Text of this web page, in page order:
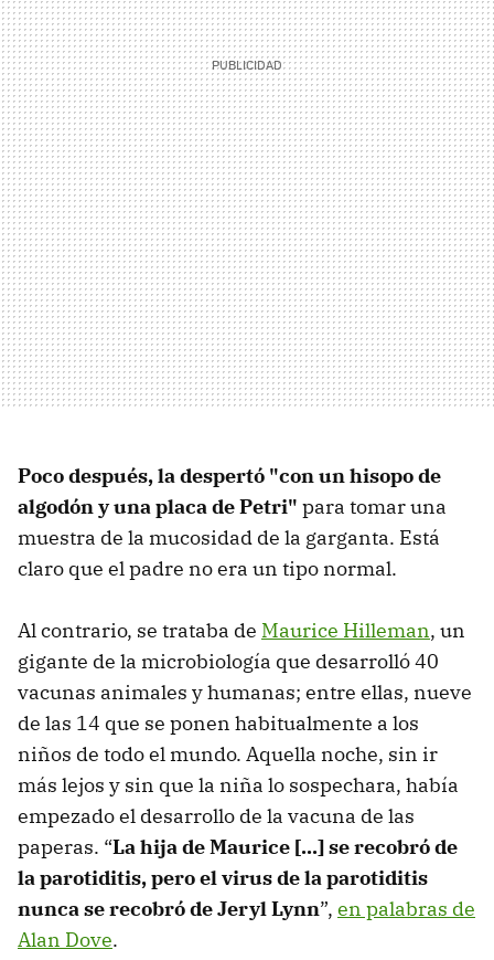
Poco después, la despertó "con un hisopo de
algodón y una placa de Petri" para tomar una
muestra de la mucosidad de la garganta. Está
claro que el padre no era un tipo normal.
Al contrario, se trataba de Maurice Hilleman, un
gigante de la microbiología que desarrolló 40
vacunas animales y humanas; entre ellas, nueve
de las 14 que se ponen habitualmente a los
niños de todo el mundo. Aquella noche, sin ir
más lejos y sin que la niña lo sospechara, había
empezado el desarrollo de la vacuna de las
paperas. “La hija de Maurice [...] se recobró de
la parotiditis, pero el virus de la parotiditis
nunca se recobró de Jeryl Lynn”, en palabras de
Alan Dove.